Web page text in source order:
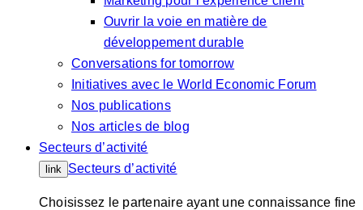
Ouvrir la voie en matière de
développement durable
Conversations for tomorrow
Initiatives avec le World Economic Forum
Nos publications
Nos articles de blog
Secteurs d’activité
link Secteurs d’activité
Choisissez le partenaire ayant une connaissance fine